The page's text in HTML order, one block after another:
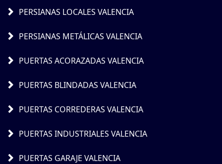
PERSIANAS LOCALES VALENCIA
PERSIANAS METÁLICAS VALENCIA
PUERTAS ACORAZADAS VALENCIA
PUERTAS BLINDADAS VALENCIA
PUERTAS CORREDERAS VALENCIA
PUERTAS INDUSTRIALES VALENCIA
PUERTAS GARAJE VALENCIA